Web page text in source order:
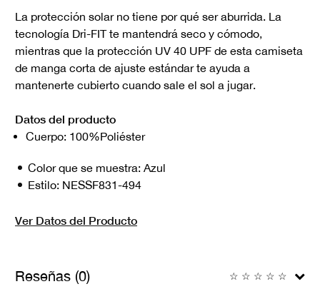
La protección solar no tiene por qué ser aburrida. La
tecnología Dri-FIT te mantendrá seco y cómodo,
mientras que la protección UV 40 UPF de esta camiseta
de manga corta de ajuste estándar te ayuda a
mantenerte cubierto cuando sale el sol a jugar.
Datos del producto
Cuerpo: 100%Poliéster
Color que se muestra: Azul
Estilo: NESSF831-494
Ver Datos del Producto
Reseñas (0) ☆ ☆ ☆ ☆ ☆